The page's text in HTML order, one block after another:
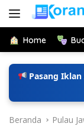
Langsung
Home
Pasang
Beranda Pulau